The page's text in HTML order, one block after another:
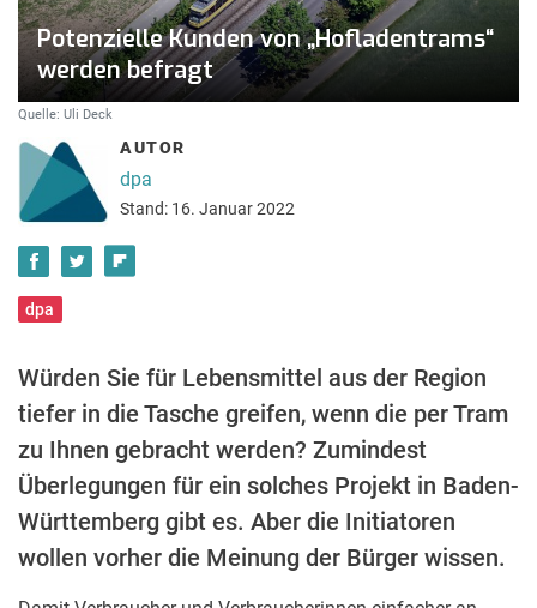
Potenzielle Kunden von „Hofladentrams“
werden befragt
Quelle: Uli Deck
AUTOR
dpa
Stand: 16. Januar 2022
dpa
Würden Sie für Lebensmittel aus der Region
tiefer in die Tasche greifen, wenn die per Tram
zu Ihnen gebracht werden? Zumindest
Überlegungen für ein solches Projekt in Baden-
Württemberg gibt es. Aber die Initiatoren
wollen vorher die Meinung der Bürger wissen.